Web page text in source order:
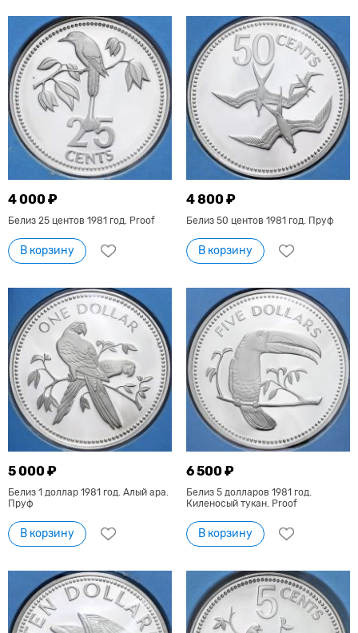
4 000 ₽
Белиз 25 центов 1981 год. Proof
В корзину
4 800 ₽
Белиз 50 центов 1981 год. Пруф
В корзину
5 000 ₽
Белиз 1 доллар 1981 год. Алый ара.
Пруф
В корзину
6 500 ₽
Белиз 5 долларов 1981 год.
Киленосый тукан. Proof
В корзину